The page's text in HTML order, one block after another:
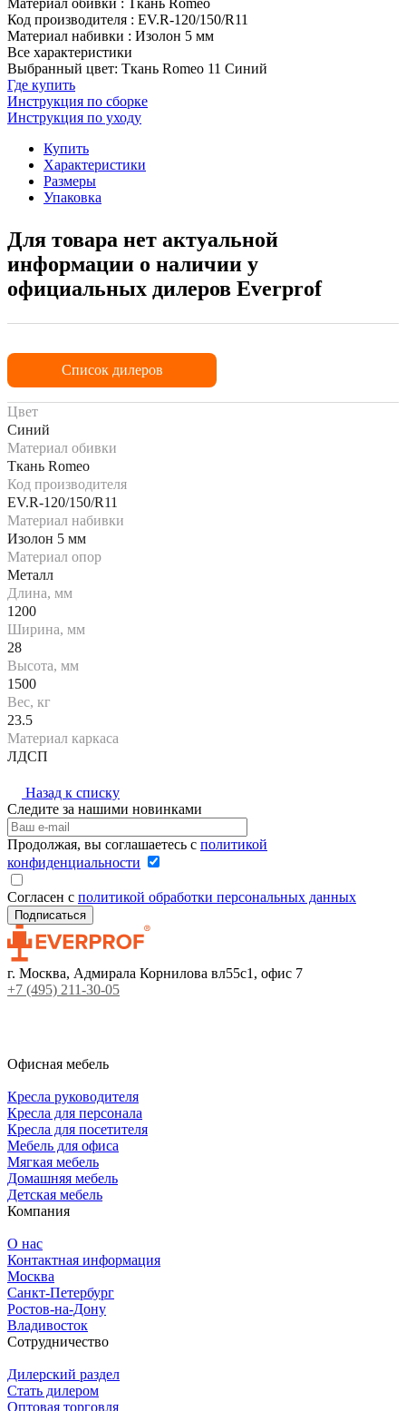
Код производителя : EV.R-120/150/R11
Материал набивки : Изолон 5 мм
Все характеристики
Выбранный цвет: Ткань Romeo 11 Синий
Где купить
Инструкция по сборке
Инструкция по уходу
Купить
Характеристики
Размеры
Упаковка
Для товара нет актуальной
информации о наличии у
официальных дилеров Everprof
Список дилеров
Цвет
Синий
Материал обивки
Ткань Romeo
Код производителя
EV.R-120/150/R11
Материал набивки
Изолон 5 мм
Материал опор
Металл
Длина, мм
1200
Ширина, мм
28
Высота, мм
1500
Вес, кг
23.5
Материал каркаса
ЛДСП
Назад к списку
Следите за нашими новинками
Продолжая, вы соглашаетесь с политикой
конфиденциальности
Согласен с политикой обработки персональных данных
г. Москва, Адмирала Корнилова вл55с1, офис 7
+7 (495) 211-30-05
Офисная мебель
Кресла руководителя
Кресла для персонала
Кресла для посетителя
Мебель для офиса
Мягкая мебель
Домашняя мебель
Детская мебель
Компания
О нас
Контактная информация
Москва
Санкт-Петербург
Ростов-на-Дону
Владивосток
Сотрудничество
Дилерский раздел
Стать дилером
Оптовая торговля